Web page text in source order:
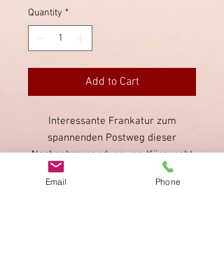
Quantity *
Add to Cart
Interessante Frankatur zum
spannenden Postweg dieser
Nachnahmesendung von Küssnacht
nach Stäfa. Stempel teilweie
schlecht lesbar, Frankaturen in
Email Phone